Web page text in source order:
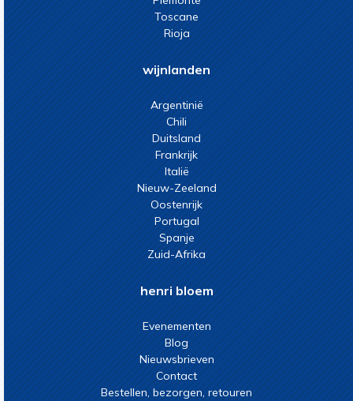
Toscane
Rioja
wijnlanden
Argentinië
Chili
Duitsland
Frankrijk
Italië
Nieuw-Zeeland
Oostenrijk
Portugal
Spanje
Zuid-Afrika
henri bloem
Evenementen
Blog
Nieuwsbrieven
Contact
Bestellen, bezorgen, retouren